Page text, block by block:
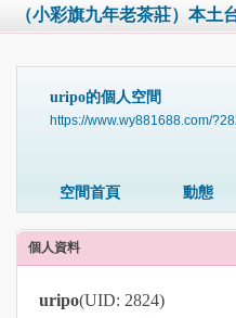
（小彩旗九年老茶莊）本土
uripo的個人空間
https://www.wy881688.com/
空間首頁 動態
個人資料
uripo(UID: 2824)